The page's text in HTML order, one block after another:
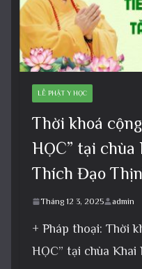
LỄ PHẬT Y HỌC
Thời khoá
HỌC” tại
Thích Đạo
Tháng 12 3, 2025 admin
+ Pháp thoại: Thời
HỌC” tại chùa